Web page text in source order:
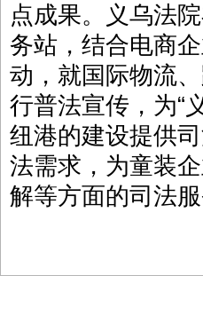
点成果。义乌法
务站，结合电商
动，就国际物流
行普法宣传，为“
纽港的建设提供
法需求，为童装
解等方面的司法服